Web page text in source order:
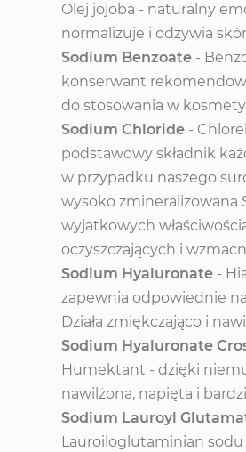
Olej jojoba - naturalny
normalizuje i odżywia
Sodium Benzoate -
konserwant
do stosowania w
Sodium Chloride -
podstawowy składnik
w przypadku naszego
wysoko zmineralizowana
wyjatkowych
oczyszczających i
Sodium Hyaluronate -
zapewnia odpowiednie
Działa zmiękczająco i
Sodium Hyaluronate
Humektant - dzięki
nawilżona, napięta i
Sodium Lauroyl
Lauroiloglutaminian sodu